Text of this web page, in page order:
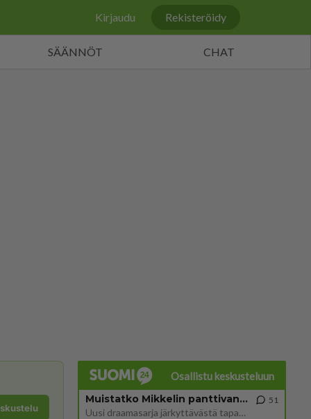
Kirjaudu Rekisteröidy
SÄÄNNÖT CHAT
Osallistu keskusteluun
Muistatko Mikkelin panttivankidraaman?
Uusi draamasarja järkyttävästä tapauksesta on tulossa. Tositapahtumiin perustuva sarja ammentaa vuoden 1986 Mikkelin pan
51